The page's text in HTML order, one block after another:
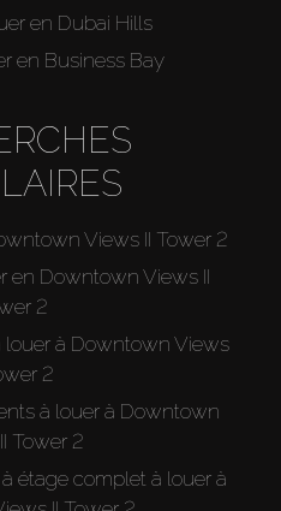
en Dubai Hills
en Business Bay
Views II Tower 2
en Downtown Views II
2
louer à Downtown Views
2
à louer à Downtown
Tower 2
étage complet à louer à